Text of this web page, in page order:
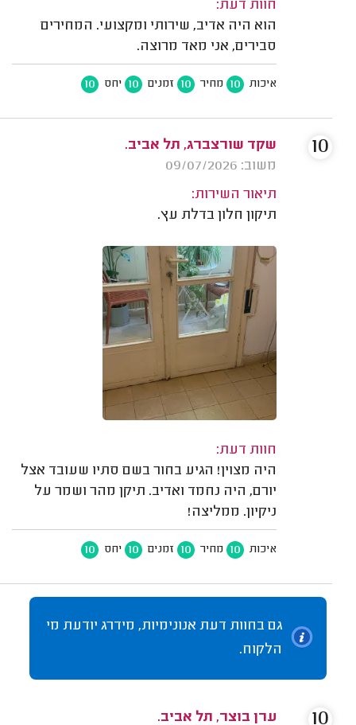
חוות דעת:
הוא היה אדיב, שירותי ומקצועי. המחירים
סבירים, אני מאד מרוצה.
איכות 10 מחיר 10 זמנים 10 יחס 10
שקד שורצברג, תל אביב.
משוב: 09/07/2026
תיאור השירות:
תיקון חלון בדלת עץ.
חוות דעת:
היה מצוין! הגיע בחור בשם סתיו שעובד אצל
יורם, היה נחמד ואדיב. תיקן מהר ושמר על
ניקיון. ממליצה!
איכות 10 מחיר 10 זמנים 10 יחס 10
10
גם בחוות דעת אנונימיות, מידרג יודעת מי
הלקוח.
ערן בוצר, תל אביב. 10